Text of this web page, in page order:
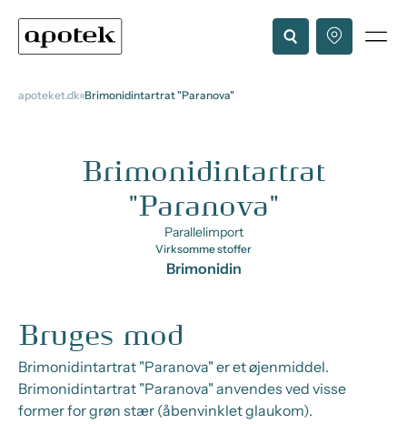
apoteket.dk Brimonidintartrat "Paranova"
Brimonidintartrat
"Paranova"
Parallelimport
Virksomme stoffer
Brimonidin
Bruges mod
Brimonidintartrat "Paranova" er et øjenmiddel.
Brimonidintartrat "Paranova" anvendes ved visse
former for grøn stær (åbenvinklet glaukom).